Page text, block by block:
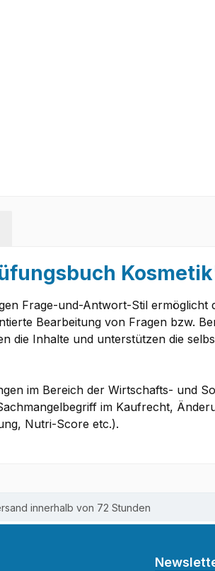
Frage-und-Antwort-Stil
Bearbeitung von Fragen bzw.
die Inhalte und unterstützen die
im Bereich der Wirtschafts- und
im Kaufrecht,
Nutri-Score etc.).
innerhalb von 72 Stunden